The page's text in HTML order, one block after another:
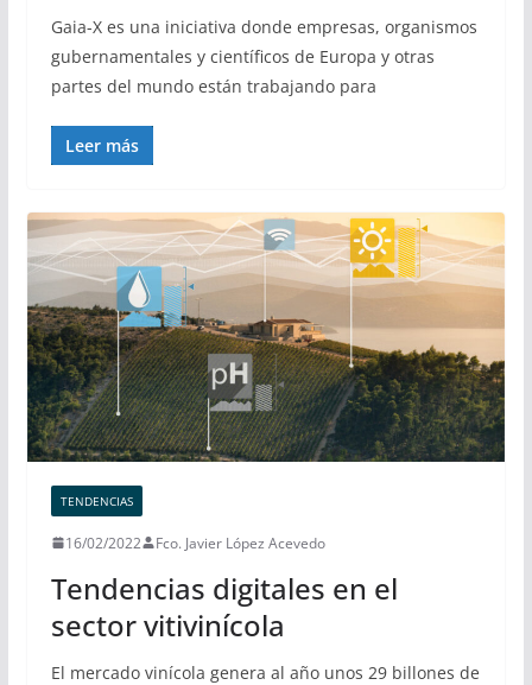
Gaia-X es una iniciativa donde empresas, organismos
gubernamentales y científicos de Europa y otras
partes del mundo están trabajando para
Leer más
TENDENCIAS
16/02/2022 Fco. Javier López Acevedo
Tendencias digitales en el
sector vitivinícola
El mercado vinícola genera al año unos 29 billones de